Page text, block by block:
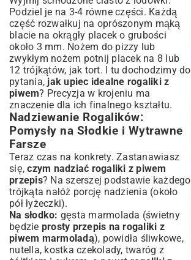
Podziel je na 3-4 równe części. Każdą
część rozwałkuj na oprószonym mąką
blacie na okrągły placek o grubości
około 3 mm. Nożem do pizzy lub
zwykłym nożem potnij placek na 8 lub
12 trójkątów, jak tort. I tu dochodzimy do
pytania, jak upiec idealne rogaliki z
piwem? Precyzja w krojeniu ma
znaczenie dla ich finalnego kształtu.
Nadziewanie Rogalików:
Pomysły na Słodkie i Wytrawne
Farsze
Teraz czas na konkrety. Zastanawiasz
się,czym nadziać rogaliki z piwem
przepis? Na szerszej podstawie każdego
trójkąta nałóż porcję nadzienia (około
pół łyżeczki).
Na słodko: gęsta marmolada (świetny
będzie prosty przepis na rogaliki z
piwem marmoladą), powidła śliwkowe,
nutella, kostka czekolady, twaróg z